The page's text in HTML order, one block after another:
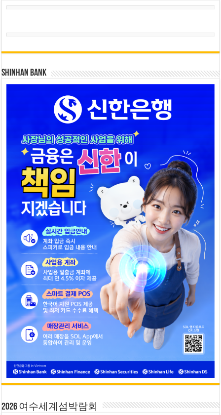
SHINHAN BANK
2026 여수세계섬박람회